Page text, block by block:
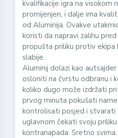
kvalifikacije igra na visokom
promijenjen, i dalje ima
od Aluminija. Ovakve
koristi da napravi zalihu
propušta priliku protiv ekipa
slabije.
Aluminij dolazi kao
osloniti na čvrstu odbranu i
koliko dugo može izdržati
prvog minuta pokušati
kontrolisati posjed i stvarati
uglavnom čekati svoju
kontranapada. Sretno svima.